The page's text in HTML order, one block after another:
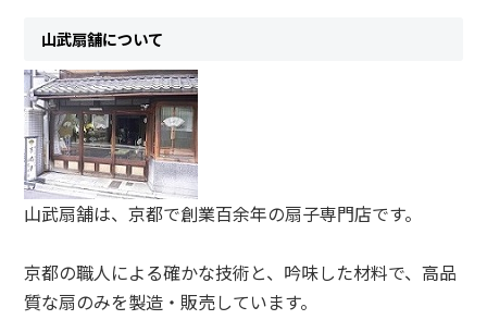
山武扇舗について
山武扇舗は、京都で創業百余年の扇子専門店です。
京都の職人による確かな技術と、吟味した材料で、高品
質な扇のみを製造・販売しています。